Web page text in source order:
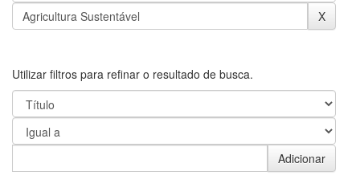
Utilizar filtros para refinar o resultado de busca.